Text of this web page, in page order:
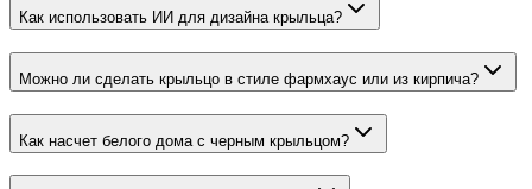
Как использовать ИИ для дизайна крыльца?
Можно ли сделать крыльцо в стиле фармхаус или из кирпича?
Как насчет белого дома с черным крыльцом?